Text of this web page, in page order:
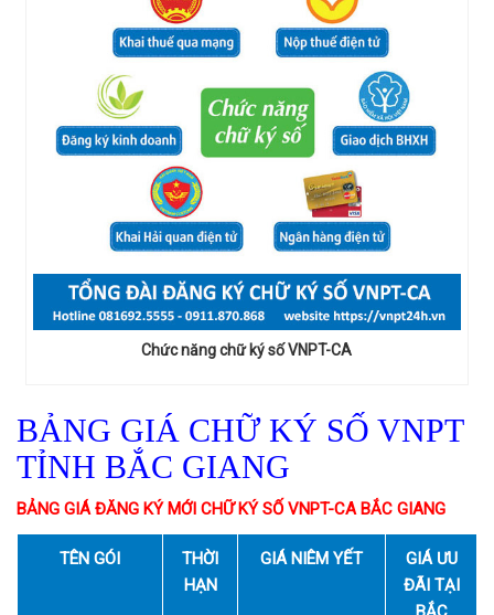
Chức năng chữ ký số VNPT-CA
BẢNG GIÁ CHỮ KÝ SỐ VNPT
TỈNH BẮC GIANG
BẢNG GIÁ ĐĂNG KÝ MỚI CHỮ KÝ SỐ VNPT-CA BẮC GIANG
TÊN GÓI
THỜI
HẠN
GIÁ NIÊM YẾT
GIÁ ƯU
ĐÃI TẠI